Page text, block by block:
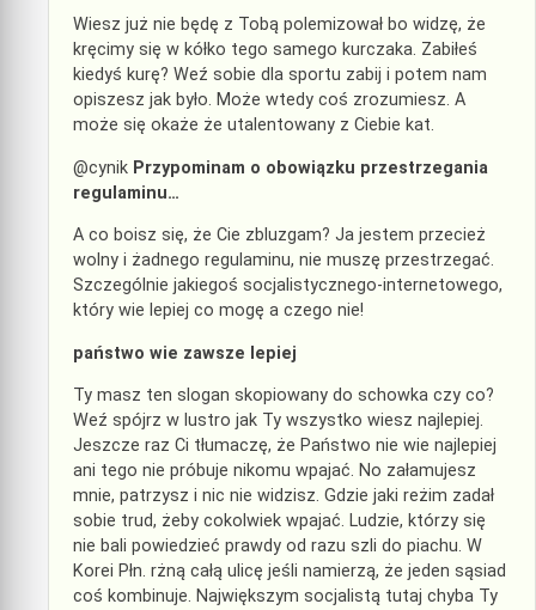
Wiesz już nie będę z Tobą polemizował bo widzę, że
kręcimy się w kółko tego samego kurczaka. Zabiłeś
kiedyś kurę? Weź sobie dla sportu zabij i potem nam
opiszesz jak było. Może wtedy coś zrozumiesz. A
może się okaże że utalentowany z Ciebie kat.
@cynik Przypominam o obowiązku przestrzegania
regulaminu…
A co boisz się, że Cie zbluzgam? Ja jestem przecież
wolny i żadnego regulaminu, nie muszę przestrzegać.
Szczególnie jakiegoś socjalistycznego-internetowego,
który wie lepiej co mogę a czego nie!
państwo wie zawsze lepiej
Ty masz ten slogan skopiowany do schowka czy co?
Weź spójrz w lustro jak Ty wszystko wiesz najlepiej.
Jeszcze raz Ci tłumaczę, że Państwo nie wie najlepiej
ani tego nie próbuje nikomu wpajać. No załamujesz
mnie, patrzysz i nic nie widzisz. Gdzie jaki reżim zadał
sobie trud, żeby cokolwiek wpajać. Ludzie, którzy się
nie bali powiedzieć prawdy od razu szli do piachu. W
Korei Płn. rżną całą ulicę jeśli namierzą, że jeden sąsiad
coś kombinuje. Największym socjalistą tutaj chyba Ty